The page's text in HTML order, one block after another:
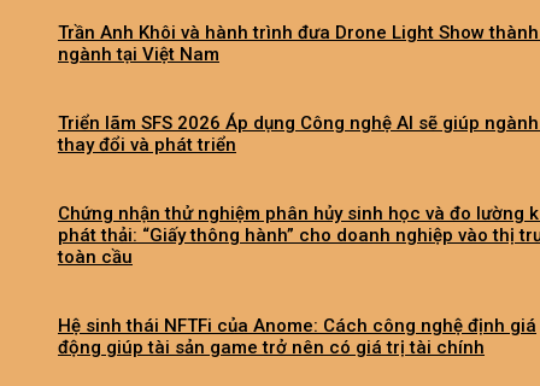
Trần Anh Khôi và hành trình đưa Drone Light Show
ngành tại Việt Nam
Triển lãm SFS 2026 Áp dụng Công nghệ AI sẽ giúp
thay đổi và phát triển
Chứng nhận thử nghiệm phân hủy sinh học và đo lường
phát thải: “Giấy thông hành” cho doanh nghiệp vào thị
toàn cầu
Hệ sinh thái NFTFi của Anome: Cách công nghệ định giá
động giúp tài sản game trở nên có giá trị tài chính